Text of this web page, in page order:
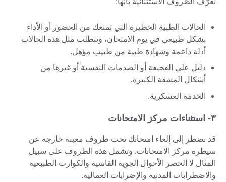
الحالات الطبية الخطيرة التي تمنعك من الحضور أو الأداء
بشكل طبيعي في يوم الامتحان، وتتطلب مثل هذه الحالات
أدلة داعمة وشهادة طبية من طبيب مؤهل.
دليل على الفجيعة أو الصدمات النفسية أو غيرها من
أشكال المشقة الكبيرة.
الخدمة العسكرية.
۳- استثناءات مركز الامتحانات
قد نضطر إلى إلغاء امتحانك تحت ظروف معينة خارجة عن
سيطرة مركز الامتحانات. وتشمل هذه الظروف على سبيل
المثال لا الحصر الأحوال الجوية القاسية والكوارث الطبيعية
والاضطرابات المدنية والإضرابات العمالية.